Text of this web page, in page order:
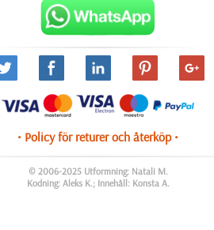
• Policy för returer och återköp •
© 2006-2025 Utformning: Natali M.
Kodning: Aleks K.; Innehåll: Konsta A.